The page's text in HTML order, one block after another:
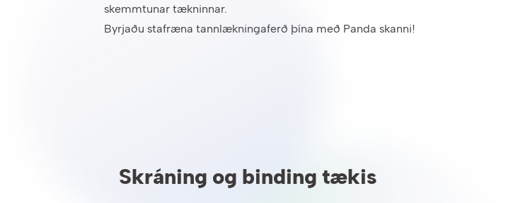
skemmtunar tækninnar.
Byrjaðu stafræna tannlækningaferð þína með Panda skanni!
Skráning og binding tækis